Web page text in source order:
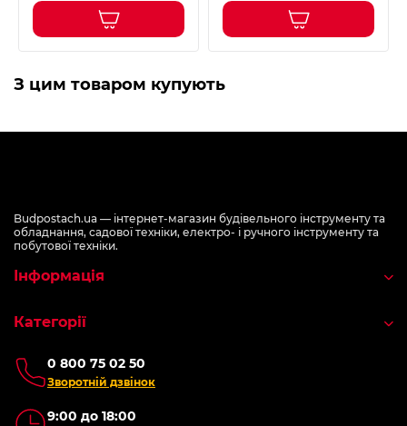
З цим товаром купують
Budpostach.ua — інтернет-магазин будівельного інструменту та
обладнання, садової техніки, електро- і ручного інструменту та
побутової техніки.
0 800 75 02 50
Зворотній дзвінок
9:00 до 18:00
Інформація
Категорії